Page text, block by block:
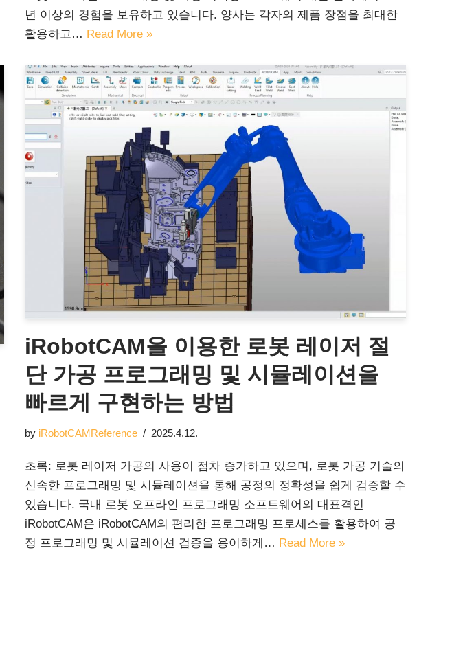
년 이상의 경험을 보유하고 있습니다. 양사는 각자의 제품 장점을 최대한
활용하고… Read More »
iRobotCAM을 이용한 로봇 레이저 절
단 가공 프로그래밍 및 시뮬레이션을
빠르게 구현하는 방법
by iRobotCAMReference 2025.4.12.
초록: 로봇 레이저 가공의 사용이 점차 증가하고 있으며, 로봇 가공 기술의
신속한 프로그래밍 및 시뮬레이션을 통해 공정의 정확성을 쉽게 검증할 수
있습니다. 국내 로봇 오프라인 프로그래밍 소프트웨어의 대표격인
iRobotCAM은 iRobotCAM의 편리한 프로그래밍 프로세스를 활용하여 공
정 프로그래밍 및 시뮬레이션 검증을 용이하게… Read More »